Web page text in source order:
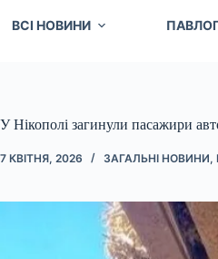
ВСІ НОВИНИ
У Нікополі загинули пасажири
7 КВІТНЯ, 2026 ЗАГАЛЬНІ НОВИНИ,